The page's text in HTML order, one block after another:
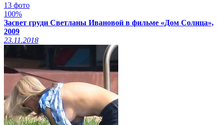
13 фото
100%
Засвет груди Светланы Ивановой в фильме «Дом Солнца»,
2009
23.11.2018